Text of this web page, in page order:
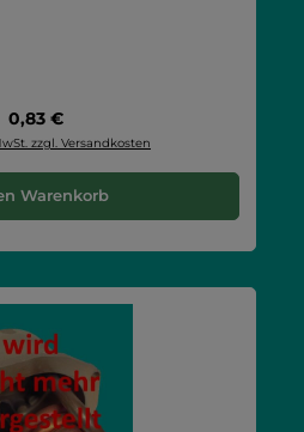
Regulärer Preis:
0,83 €
zzgl. Versandkosten
Warenkorb